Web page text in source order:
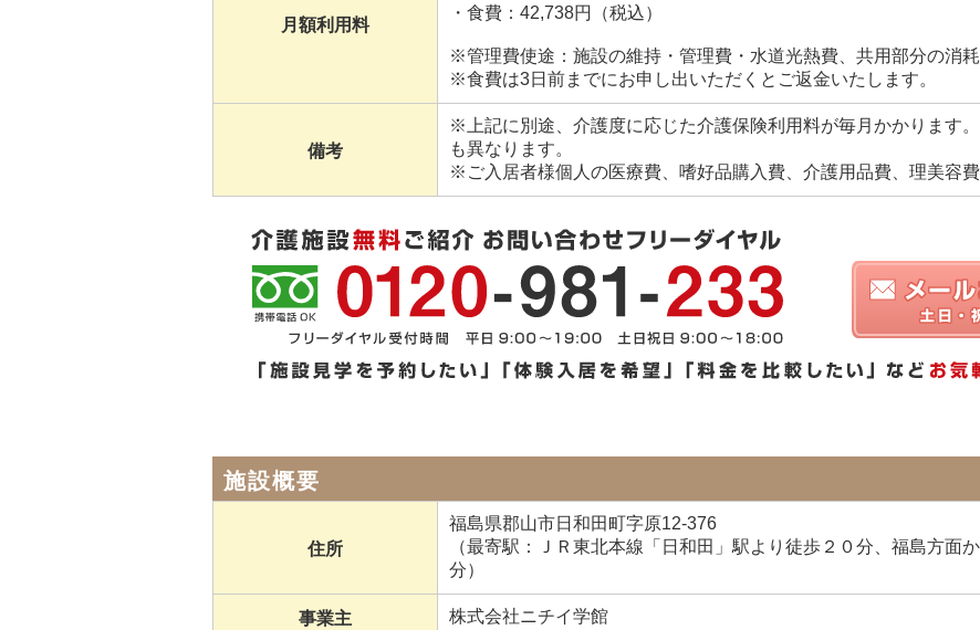
月額利用料
・食費：42,738円（税込）
※管理費使途：施設の維持・管理費・水道光熱費、共用部分の消耗
※食費は3日前までにお申し出いただくとご返金いたします。
備考
※上記に別途、介護度に応じた介護保険利用料が毎月かかります
も異なります。
※ご入居者様個人の医療費、嗜好品購入費、介護用品費、理美容費
施設概要
住所
福島県郡山市日和田町字原12-376
（最寄駅：ＪＲ東北本線「日和田」駅より徒歩２０分、福島方面
分）
事業主 株式会社ニチイ学館